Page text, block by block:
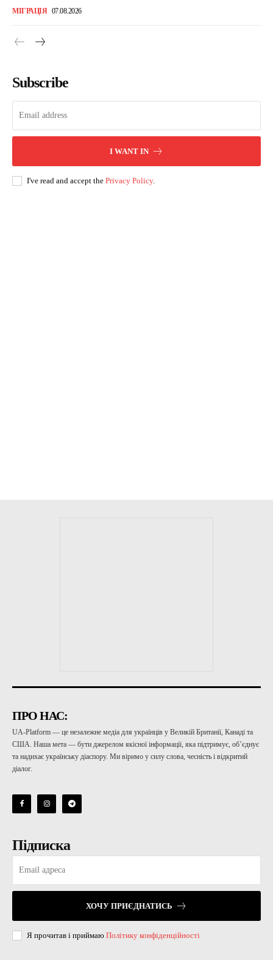
МІГРАЦІЯ 07.08.2026
Subscribe
I WANT IN
I've read and accept the Privacy Policy.
ПРО НАС:
UA-Platform — це незалежне медіа для українців у Великій Британії, Канаді та
США. Наша мета — бути джерелом якісної інформації, яка підтримує, об’єднує
та надихає українську діаспору. Ми віримо у силу слова, чесність і відкритий
діалог.
Підписка
ХОЧУ ПРИЄДНАТИСЬ
Я прочитав і приймаю Політику конфіденційності